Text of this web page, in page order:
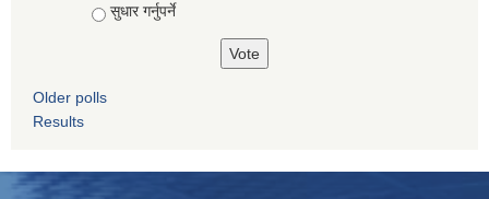
सुधार गर्नुपर्ने
Older polls
Results